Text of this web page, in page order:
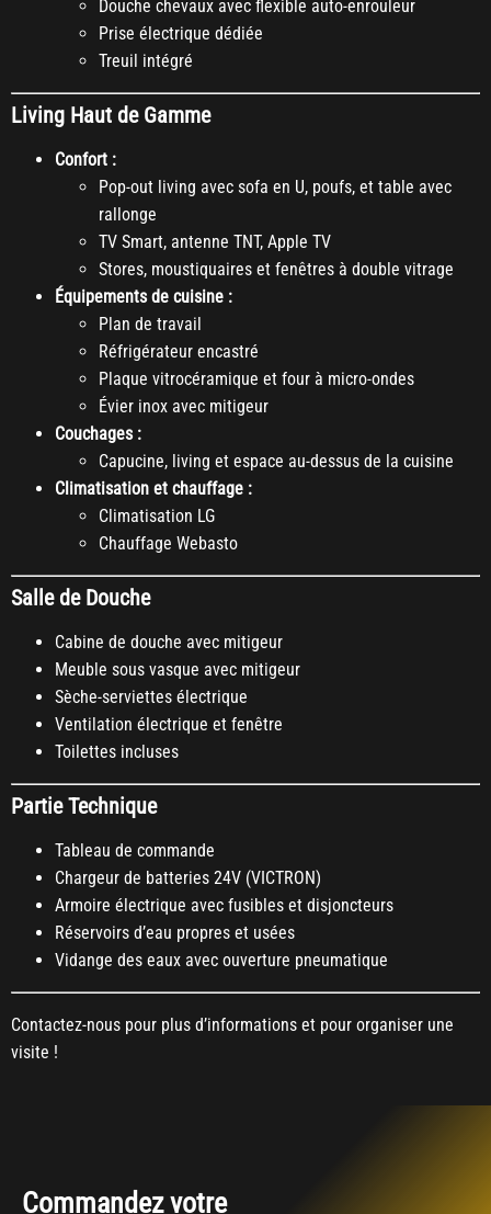
Douche chevaux avec flexible auto-enrouleur
Prise électrique dédiée
Treuil intégré
Living Haut de Gamme
Confort :
Pop-out living avec sofa en U, poufs, et table avec
rallonge
TV Smart, antenne TNT, Apple TV
Stores, moustiquaires et fenêtres à double vitrage
Équipements de cuisine :
Plan de travail
Réfrigérateur encastré
Plaque vitrocéramique et four à micro-ondes
Évier inox avec mitigeur
Couchages :
Capucine, living et espace au-dessus de la cuisine
Climatisation et chauffage :
Climatisation LG
Chauffage Webasto
Salle de Douche
Cabine de douche avec mitigeur
Meuble sous vasque avec mitigeur
Sèche-serviettes électrique
Ventilation électrique et fenêtre
Toilettes incluses
Partie Technique
Tableau de commande
Chargeur de batteries 24V (VICTRON)
Armoire électrique avec fusibles et disjoncteurs
Réservoirs d’eau propres et usées
Vidange des eaux avec ouverture pneumatique
Contactez-nous pour plus d’informations et pour organiser une
visite !
Commandez votre